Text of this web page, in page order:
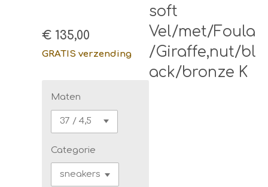
soft
Vel/met/Foula
/Giraffe,nut/bl
ack/bronze K
€ 135,00
GRATIS verzending
Maten
Categorie